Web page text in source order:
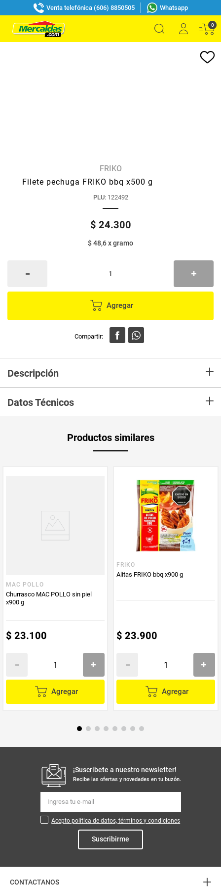
Venta telefónica (606) 8850505 Whatsapp
0
FRIKO
Filete pechuga FRIKO bbq x500 g
PLU: 122492
$ 24.300
$ 48,6xgramo
Agregar
Descripción +
proteína. Vienen empacados al vacío lo que permite extender su frescur
Datos Técnicos +
Producto (kg)
Productos similares
MAC POLLO
Churrasco MAC POLLO sin piel
x900 g
$ 23.100
Agregar
FRIKO
Alitas FRIKO bbq x900 g
$ 23.900
Agregar
¡Suscribete a nuestro newsletter!
Recibe las ofertas y novedades en tu buzón.
Acepto política de datos, términos y condiciones
Suscribirme
CONTACTANOS +